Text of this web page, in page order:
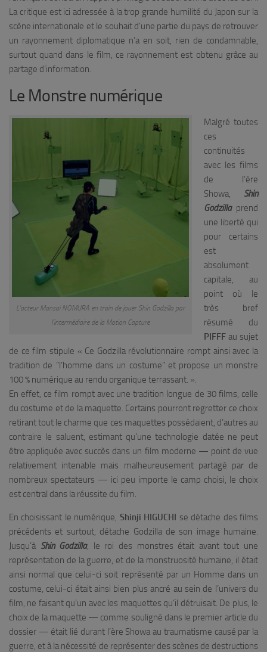
La critique est ici adressée à la trop grande humilité du Japon sur la
scène internationale et le souhait d’une partie du pays de retrouver
un rayonnement diplomatique n’a en soit, rien de condamnable,
surtout quand dans le film, ce rayonnement est obtenu grâce au
partage d’information.
Le Monstre numérique
L’acteur Mansai NOMURA en train de jouer Shin Godzilla par
l’intermédiaire de la Motion Capture
Malgré toutes
ces
continuités
avec les films
de l’ère
Showa, Shin
Godzillaprend
une liberté qui
pour certains
est
absolument
capitale, au
point où le
très bref
résumé du
PIFFF au sujet
de ce film stipule « Ce Godzilla révolutionnaire rompt ainsi avec la
tradition de “l’homme dans un costume” et propose un monstre
100 % numérique au rendu organique terrassant. ».
En effet, ce film rompt avec une tradition longue de 30 films, celle
du costume et de la maquette. Certains pourront regretter ce choix
retirant tout le charme que ces maquettes possédaient, d’autres au
contraire le saluent, estimant qu’une technologie datée ne peut
être appliquée avec succès dans un film moderne — point de vue
relativement intenable mais malheureusement partagé par de
nombreux spectateurs — ici peu importe le camp choisi, le choix
est central dans la réussite du film.
En choisissant le numérique, Shinji HIGUCHI se détache des films
précédents et surtout, détache Godzilla de son image humaine.
Jusqu’à Shin Godzilla, le roi des monstres était avant tout une
représentation de la guerre, et de la monstruosité humaine, il était
ainsi normal que celui-ci soit représenté par un Homme dans un
costume, celui-ci était ainsi bien plus ancré au sein de l’univers du
film, ne faisant qu’un avec les maquettes qu’il détruisait. De plus, le
choix de la maquette — comme souligné dans le premier article du
dossier — était lié durant l’ère Showa au traumatisme causé par la
guerre, et à la nécessité de représenter des scènes de destructions